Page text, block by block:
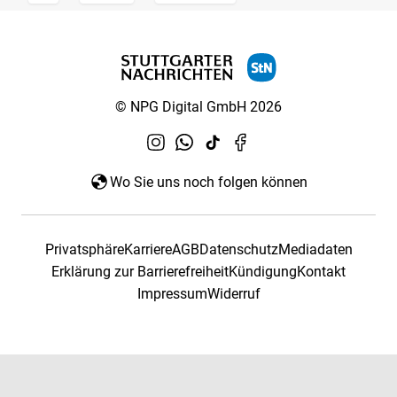
© NPG Digital GmbH 2026
Wo Sie uns noch folgen können
PrivatsphäreKarriereAGBDatenschutzMediadaten
Erklärung zur BarrierefreiheitKündigungKontakt
ImpressumWiderruf